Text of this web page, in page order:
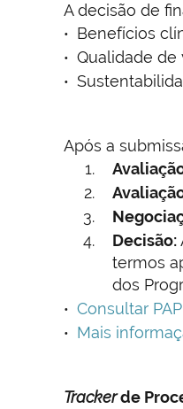
A decisão de
Benefícios
Qualidade de
Após a
Decisão:
termos
dos
Consultar
Mais
Trackerde